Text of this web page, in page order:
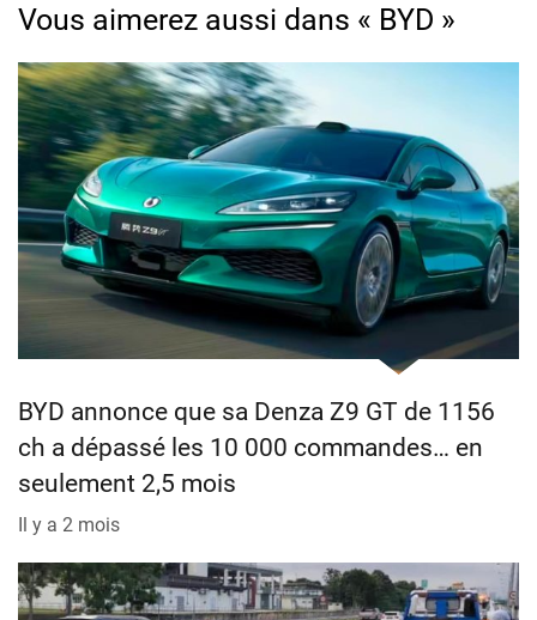
Vous aimerez aussi dans « BYD »
BYD annonce que sa Denza Z9 GT de 1156
ch a dépassé les 10 000 commandes… en
seulement 2,5 mois
Il y a 2 mois